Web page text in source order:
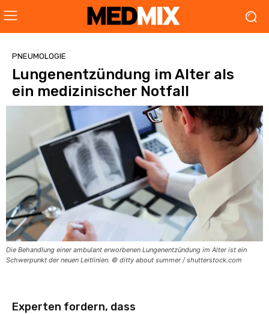
PNEUMOLOGIE
Lungenentzündung im Alter als
ein medizinischer Notfall
Die Behandlung einer ambulant erworbenen Lungenentzündung im Alter ist ein
Schwerpunkt der neuen Leitlinien. © ditty about summer / shutterstock.com
Experten fordern, dass